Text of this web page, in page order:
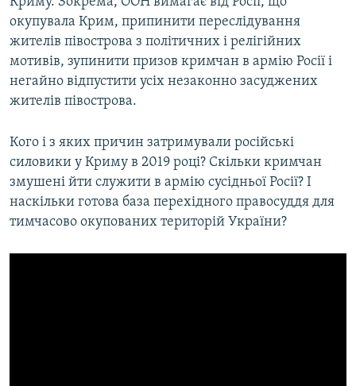
Усі сайти RFE/RL
окупувала Крим, припинити переслідування
жителів півострова з політичних і релігійних
мотивів, зупинити призов кримчан в армію Росії і
негайно відпустити усіх незаконно засуджених
жителів півострова.
Кого і з яких причин затримували російські
силовики у Криму в 2019 році? Скільки кримчан
змушені йти служити в армію сусідньої Росії? І
наскільки готова база перехідного правосуддя для
тимчасово окупованих територій України?